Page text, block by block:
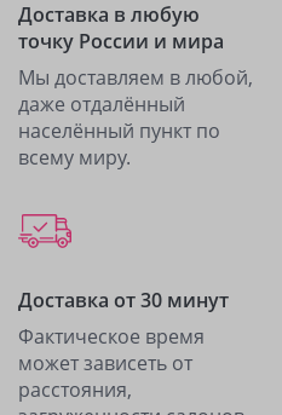
Доставка в любую
точку России и мира
Мы доставляем в любой,
даже отдалённый
населённый пункт по
всему миру.
Доставка от 30 минут
Фактическое время
может зависеть от
расстояния,